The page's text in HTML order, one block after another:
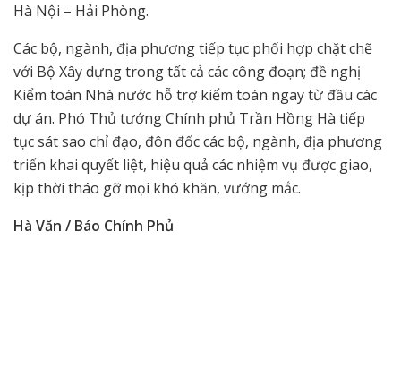
Hà Nội – Hải Phòng.
Các bộ, ngành, địa phương tiếp tục phối hợp chặt chẽ
với Bộ Xây dựng trong tất cả các công đoạn; đề nghị
Kiểm toán Nhà nước hỗ trợ kiểm toán ngay từ đầu các
dự án. Phó Thủ tướng Chính phủ Trần Hồng Hà tiếp
tục sát sao chỉ đạo, đôn đốc các bộ, ngành, địa phương
triển khai quyết liệt, hiệu quả các nhiệm vụ được giao,
kịp thời tháo gỡ mọi khó khăn, vướng mắc.
Hà Văn / Báo Chính Phủ